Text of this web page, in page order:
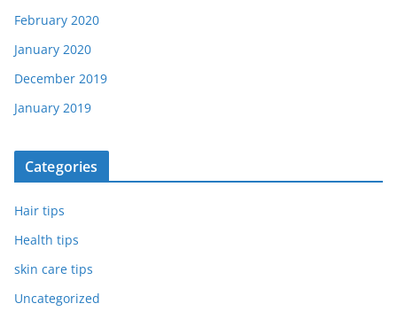
February 2020
January 2020
December 2019
January 2019
Categories
Hair tips
Health tips
skin care tips
Uncategorized